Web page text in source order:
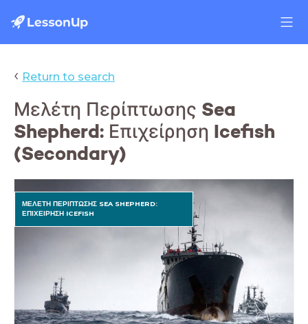
‹ Return to search
Μελέτη Περίπτωσης Sea
Shepherd: Επιχείρηση Icefish
(Secondary)
ΜΕΛΕΤΗ ΠΕΡΙΠΤΩΣΗΣ SEA SHEPHERD:
ΕΠΙΧΕΙΡΗΣΗ ICEFISH